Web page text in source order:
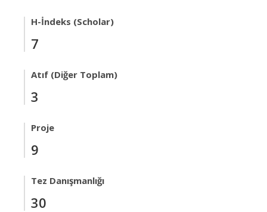
H-İndeks (Scholar)
7
Atıf (Diğer Toplam)
3
Proje
9
Tez Danışmanlığı
30